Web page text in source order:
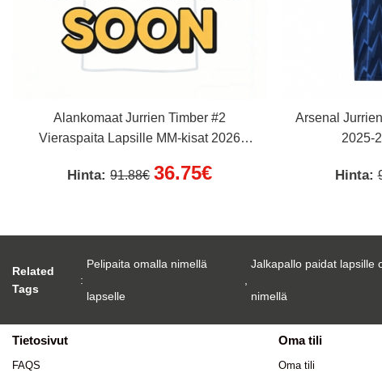
Alankomaat Jurrien Timber #2
Vieraspaita Lapsille MM-kisat 2026
Hinta:91.88€ 36.75€
Arsenal
2025-
Hinta:
Related
Tags
:
Pelipaita omalla nimellä
lapselle
,
Jalkapallo paidat lapsille
nimellä
Tietosivut
FAQS
Oma tili
Oma tili